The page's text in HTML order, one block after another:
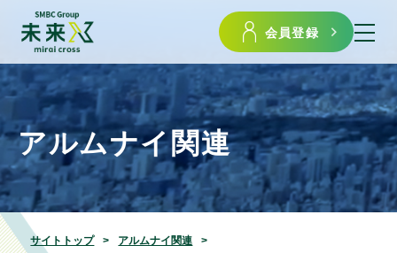
会員登録
アルムナイ関連
サイトトップ
アルムナイ関連